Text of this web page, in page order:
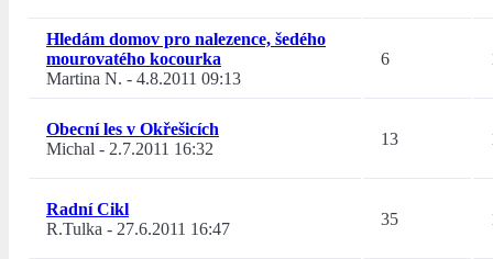
Hledám domov pro nalezence, šedého
mourovatého kocourka
Martina N. - 4.8.2011 09:13
6
Obecní les v Okřešicích
Michal - 2.7.2011 16:32
13
Radní Cikl
R.Tulka - 27.6.2011 16:47
35